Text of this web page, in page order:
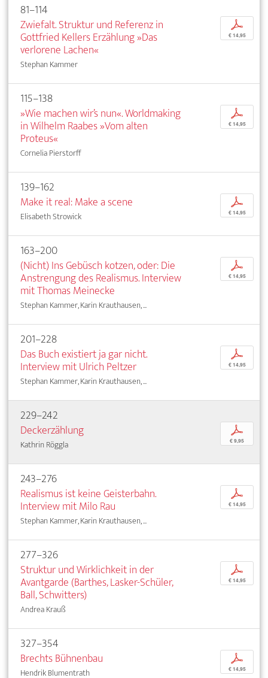
81–114
Zwiefalt. Struktur und Referenz in
Gottfried Kellers Erzählung »Das
verlorene Lachen«
Stephan Kammer
p
€ 14,95
115–138
»Wie machen wir’s nun«. Worldmaking
in Wilhelm Raabes »Vom alten
Proteus«
Cornelia Pierstorff
p
€ 14,95
139–162
Make it real: Make a scene
Elisabeth Strowick
p
€ 14,95
163–200
(Nicht) Ins Gebüsch kotzen, oder: Die
Anstrengung des Realismus. Interview
mit Thomas Meinecke
Stephan Kammer, Karin Krauthausen, ...
p
€ 14,95
201–228
Das Buch existiert ja gar nicht.
Interview mit Ulrich Peltzer
Stephan Kammer, Karin Krauthausen, ...
p
€ 14,95
229–242
Deckerzählung
Kathrin Röggla
p
€ 9,95
243–276
Realismus ist keine Geisterbahn.
Interview mit Milo Rau
Stephan Kammer, Karin Krauthausen, ...
p
€ 14,95
277–326
Struktur und Wirklichkeit in der
Avantgarde (Barthes, Lasker-Schüler,
Ball, Schwitters)
Andrea Krauß
p
€ 14,95
327–354
Brechts Bühnenbau
Hendrik Blumentrath
p
€ 14,95